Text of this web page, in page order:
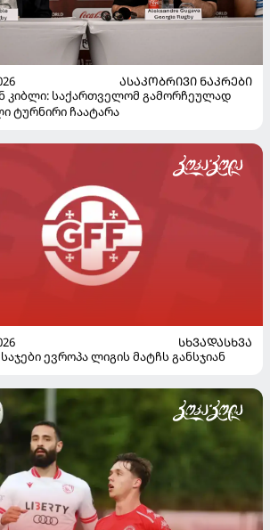
ᲐᲡᲐᲙᲝᲑᲠᲘᲕᲘ ᲜᲐᲙᲠᲔᲑᲘ
კიბლი: საქართველომ გამორჩეულად
ტურნირი ჩაატარა
ᲡᲮᲕᲐᲓᲐᲡᲮᲕᲐ
ევროპა ლიგის მატჩს განსჯიან